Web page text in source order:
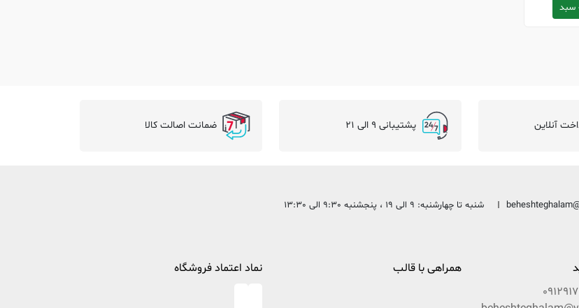
سبد
آنلاین پشتیبانی 9 الی 21 ضمانت اصالت کالا
شنبه تا چهارشنبه: 9 الی 19 ، پنجشنبه 9:30 الی 13:30
همراهی با قالب نماد اعتماد فروشگاه